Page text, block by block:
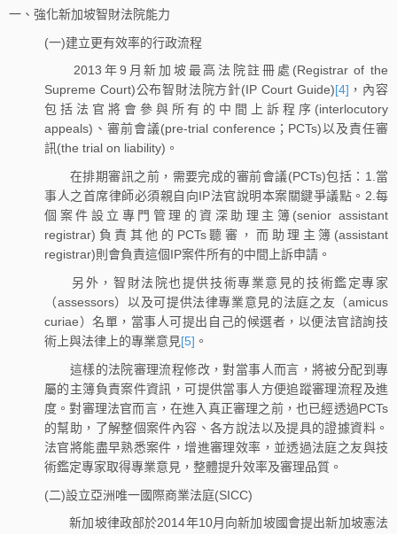
一、強化新加坡智財法院能力
(一)建立更有效率的行政流程
2013年9月新加坡最高法院註冊處(Registrar of the
Supreme Court)公布智財法院方針(IP Court Guide)[4] ，內容
包括法官將會參與所有的中間上訴程序(interlocutory
appeals)、審前會議(pre-trial conference；PCTs)以及責任審
訊(the trial on liability)。
在排期審訊之前，需要完成的審前會議(PCTs)包括：1.當
事人之首席律師必須親自向IP法官說明本案關鍵爭議點。2.每
個案件設立專門管理的資深助理主簿(senior assistant
registrar)負責其他的PCTs聽審，而助理主簿(assistant
registrar)則會負責這個IP案件所有的中間上訴申請。
另外，智財法院也提供技術專業意見的技術鑑定專家
（assessors）以及可提供法律專業意見的法庭之友（amicus
curiae）名單，當事人可提出自己的候選者，以便法官諮詢技
術上與法律上的專業意見[5] 。
這樣的法院審理流程修改，對當事人而言，將被分配到專
屬的主簿負責案件資訊，可提供當事人方便追蹤審理流程及進
度。對審理法官而言，在進入真正審理之前，也已經透過PCTs
的幫助，了解整個案件內容、各方說法以及提具的證據資料。
法官將能盡早熟悉案件，增進審理效率，並透過法庭之友與技
術鑑定專家取得專業意見，整體提升效率及審理品質。
(二)設立亞洲唯一國際商業法庭(SICC)
新加坡律政部於2014年10月向新加坡國會提出新加坡憲法